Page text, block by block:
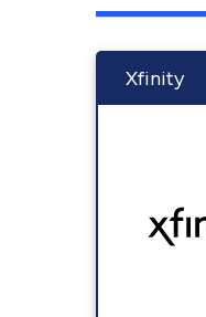
Xfinity